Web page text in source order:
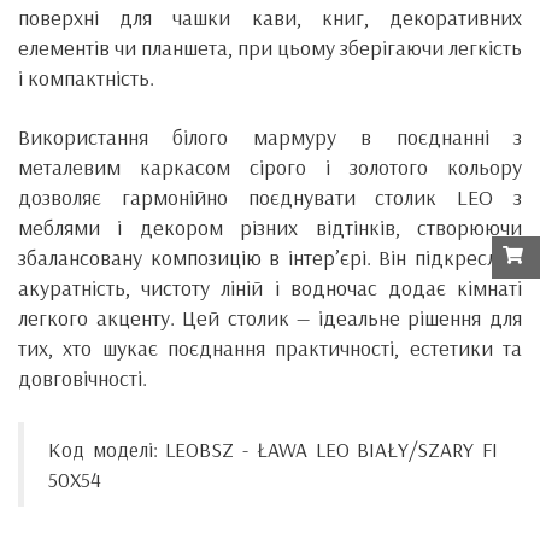
поверхні для чашки кави, книг, декоративних
елементів чи планшета, при цьому зберігаючи легкість
і компактність.
Використання білого мармуру в поєднанні з
металевим каркасом сірого і золотого кольору
дозволяє гармонійно поєднувати столик LEO з
меблями і декором різних відтінків, створюючи
збалансовану композицію в інтер’єрі. Він підкреслює
акуратність, чистоту ліній і водночас додає кімнаті
легкого акценту. Цей столик — ідеальне рішення для
тих, хто шукає поєднання практичності, естетики та
довговічності.
Код моделі: LEOBSZ - ŁAWA LEO BIAŁY/SZARY FI
50X54